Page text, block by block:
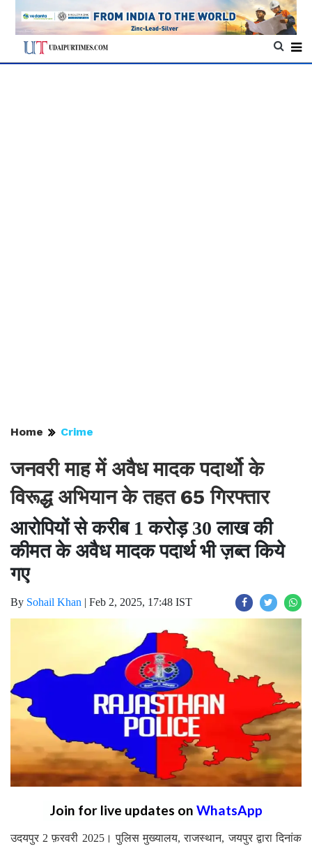
Home Crime
जनवरी माह में अवैध मादक पदार्थो के
विरूद्ध अभियान के तहत 65 गिरफ्तार
आरोपियों से करीब 1 करोड़ 30 लाख की
कीमत के अवैध मादक पदार्थ भी ज़ब्त किये
गए
By Sohail Khan | Feb 2, 2025, 17:48 IST
Join for live updates on WhatsApp
उदयपुर 2 फ़रवरी 2025। पुलिस मुख्यालय, राजस्थान, जयपुर द्वारा दिनांक